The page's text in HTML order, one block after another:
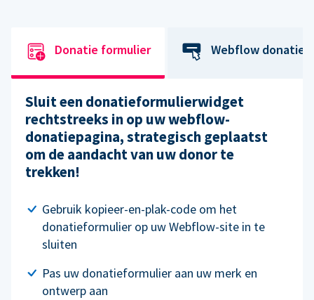
Donatie formulier Webflow
Sluit een donatieformulierwidget
rechtstreeks in op uw webflow-
donatiepagina, strategisch geplaatst
om de aandacht van uw donor te
trekken!
Gebruik kopieer-en-plak-code om het
donatieformulier op uw Webflow-site in te
sluiten
Pas uw donatieformulier aan uw merk en
ontwerp aan